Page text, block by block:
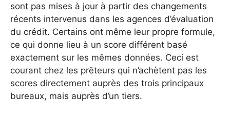
sont pas mises à jour à partir des changements
récents intervenus dans les agences d’évaluation
du crédit. Certains ont même leur propre formule,
ce qui donne lieu à un score différent basé
exactement sur les mêmes données. Ceci est
courant chez les prêteurs qui n’achètent pas les
scores directement auprès des trois principaux
bureaux, mais auprès d’un tiers.